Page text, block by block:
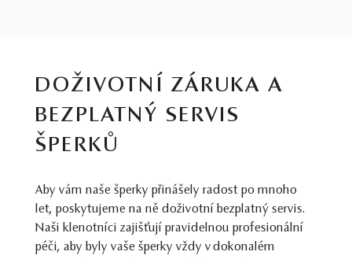
DOŽIVOTNÍ ZÁRUKA A
BEZPLATNÝ SERVIS
ŠPERKŮ
Aby vám naše šperky přinášely radost po mnoho
let, poskytujeme na ně doživotní bezplatný servis.
Naši klenotníci zajišťují pravidelnou profesionální
péči, aby byly vaše šperky vždy v dokonalém